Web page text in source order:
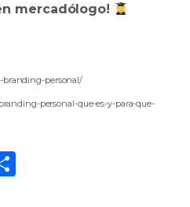
mercadólogo!
branding-personal/
personal-que-es-y-para-que-